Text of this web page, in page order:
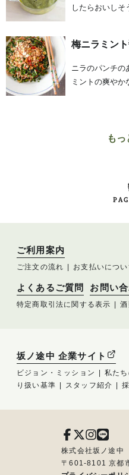
したらおいしそ
梅ニラミン
ニラのパンチの
ミントの爽やか
もっ
ご利用案内
ご注文の流れ お支払いについ
よくあるご質問 お問い
特定商取引法に関する表示
坂ノ途中 企業サイト
ビジョン・ミッション 私たち
り扱い基準
スタッフ紹介
株式会社坂ノ途中
〒601-8101 京都